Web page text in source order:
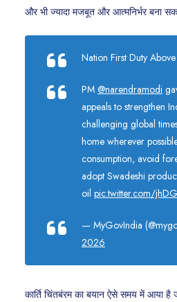
और भी ज्यादा मजबूत और आत्मनिर्भर बना
Nation First Duty
PM @narendramodi
appeals to strengthen
challenging global
home wherever
consumption, avoid
adopt Swadeshi
oil pic.twitter.com/
— MyGovIndia
2026
कार्ति चिंतबंरम का बयान ऐसे समय में आया है